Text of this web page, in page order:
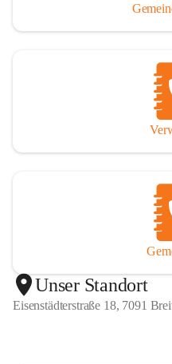
Unser Standort
Eisenstädterstraße 18, 7091